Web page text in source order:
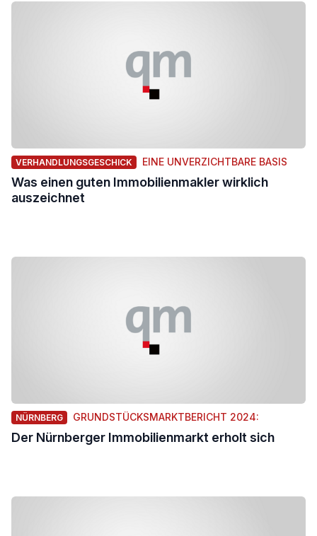
VERHANDLUNGSGESCHICK EINE UNVERZICHTBARE BASIS
Was einen guten Immobilienmakler wirklich
auszeichnet
NÜRNBERG GRUNDSTÜCKSMARKTBERICHT 2024:
Der Nürnberger Immobilienmarkt erholt sich